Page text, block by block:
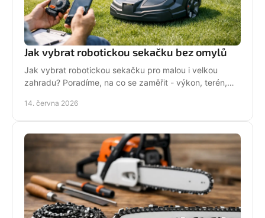
Jak vybrat robotickou sekačku bez omylů
Jak vybrat robotickou sekačku pro malou i velkou
zahradu? Poradíme, na co se zaměřit - výkon, terén,
14. června 2026